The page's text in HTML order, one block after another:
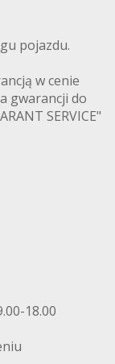
pojazdu.
w cenie
gwarancji do
SERVICE"
18.00